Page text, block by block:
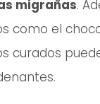
migrañas.
como el
curados